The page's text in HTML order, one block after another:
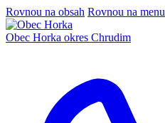
Rovnou na obsah Rovnou na menu
Obec Horka okres Chrudim